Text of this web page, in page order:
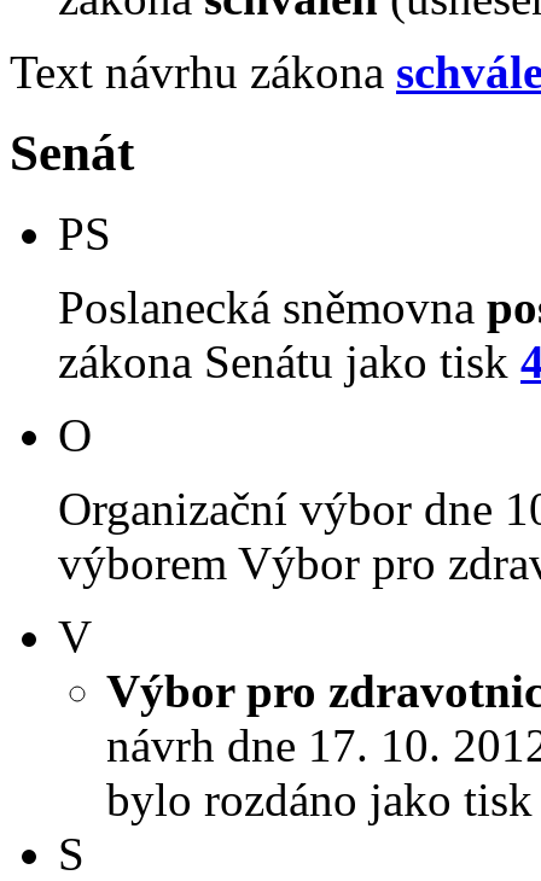
Text návrhu zákona
Senát
PS
Poslanecká sněmovna
zákona Senátu jako tisk
O
Organizační výbor dne
výborem Výbor pro
V
Výbor pro
návrh dne 17. 10.
bylo rozdáno jako
S